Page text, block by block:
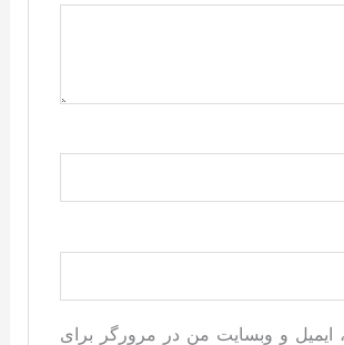
ایمیل و وبسایت من در مرورگر برای